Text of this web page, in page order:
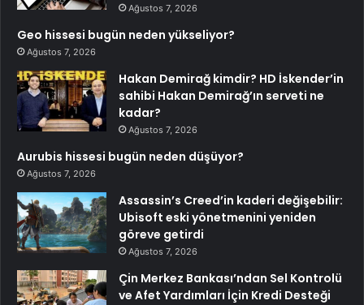
Ağustos 7, 2026
Geo hissesi bugün neden yükseliyor?
Ağustos 7, 2026
Hakan Demirağ kimdir? HD İskender’in
sahibi Hakan Demirağ’ın serveti ne
kadar?
Ağustos 7, 2026
Aurubis hissesi bugün neden düşüyor?
Ağustos 7, 2026
Assassin’s Creed’in kaderi değişebilir:
Ubisoft eski yönetmenini yeniden
göreve getirdi
Ağustos 7, 2026
Çin Merkez Bankası’ndan Sel Kontrolü
ve Afet Yardımları İçin Kredi Desteği